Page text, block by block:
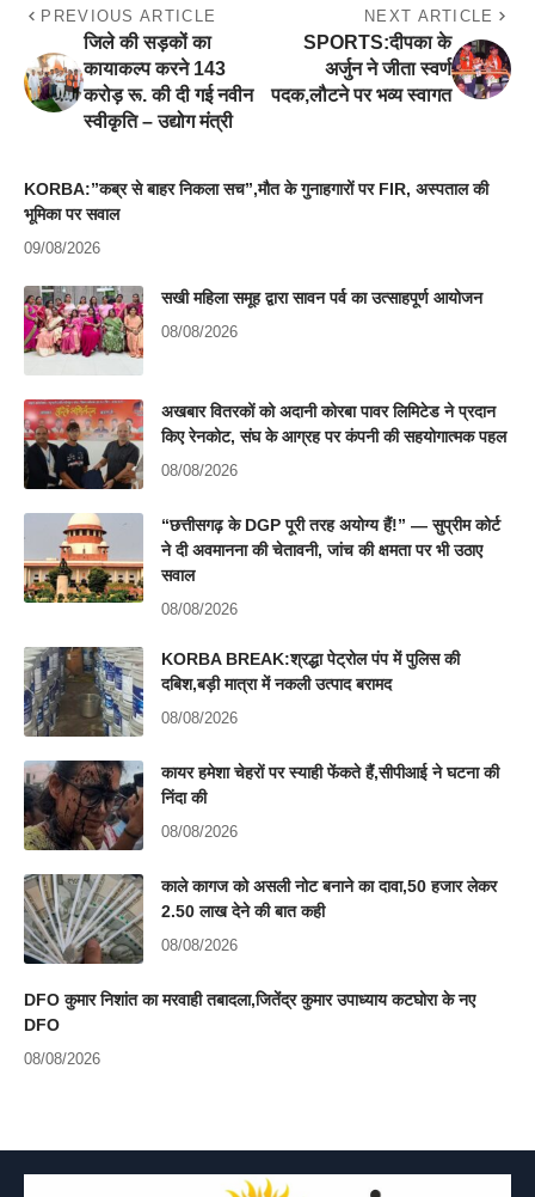
PREVIOUS ARTICLE
जिले की सड़कों का
कायाकल्प करने 143
करोड़ रू. की दी गई नवीन
स्वीकृति – उद्योग मंत्री
NEXT ARTICLE
SPORTS:दीपका के
अर्जुन ने जीता स्वर्ण
पदक,लौटने पर भव्य स्वागत
KORBA:”कब्र से बाहर निकला सच”,मौत के गुनाहगारों पर FIR, अस्पताल की
भूमिका पर सवाल
09/08/2026
सखी महिला समूह द्वारा सावन पर्व का उत्साहपूर्ण आयोजन
08/08/2026
अखबार वितरकों को अदानी कोरबा पावर लिमिटेड ने प्रदान
किए रेनकोट, संघ के आग्रह पर कंपनी की सहयोगात्मक पहल
08/08/2026
“छत्तीसगढ़ के DGP पूरी तरह अयोग्य हैं!” — सुप्रीम कोर्ट
ने दी अवमानना की चेतावनी, जांच की क्षमता पर भी उठाए
सवाल
08/08/2026
KORBA BREAK:श्रद्धा पेट्रोल पंप में पुलिस की
दबिश,बड़ी मात्रा में नकली उत्पाद बरामद
08/08/2026
कायर हमेशा चेहरों पर स्याही फेंकते हैं,सीपीआई ने घटना की
निंदा की
08/08/2026
काले कागज को असली नोट बनाने का दावा,50 हजार लेकर
2.50 लाख देने की बात कही
08/08/2026
DFO कुमार निशांत का मरवाही तबादला,जितेंद्र कुमार उपाध्याय कटघोरा के नए
DFO
08/08/2026